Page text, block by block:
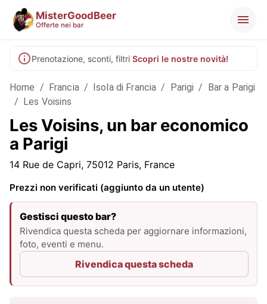
MisterGoodBeer
Offerte nei bar
Prenotazione, sconti, filtri Scopri le nostre novità!
Home / Francia / Isola di Francia / Parigi / Bar a Parigi
/ Les Voisins
Les Voisins, un bar economico
a Parigi
14 Rue de Capri, 75012 Paris, France
Prezzi non verificati (aggiunto da un utente)
Gestisci questo bar?
Rivendica questa scheda per aggiornare informazioni,
foto, eventi e menu.
Rivendica questa scheda